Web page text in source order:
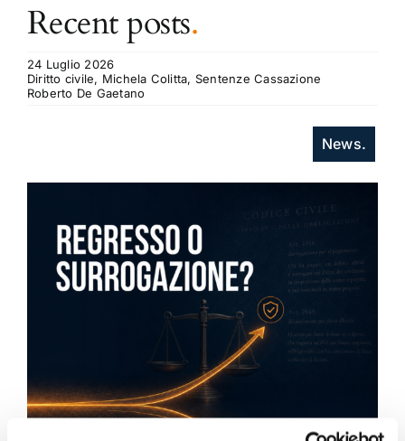
Recent posts.
24 Luglio 2026
Diritto civile, Michela Colitta, Sentenze Cassazione
Roberto De Gaetano
News.